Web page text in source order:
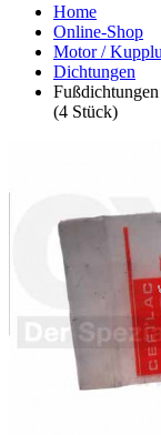
Home
Online-Shop
Motor /
Dichtungen
(4 Stück)